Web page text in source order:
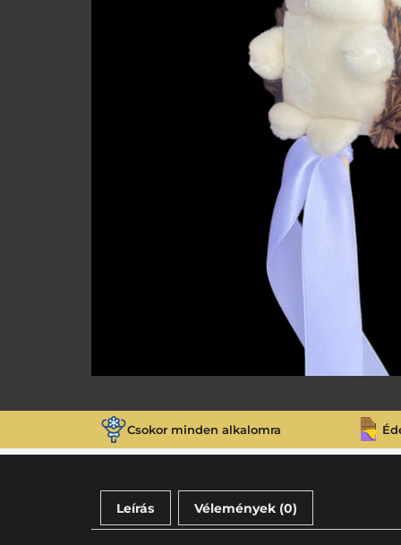
Csokor minden alkalomra
Leírás Vélemények (0)